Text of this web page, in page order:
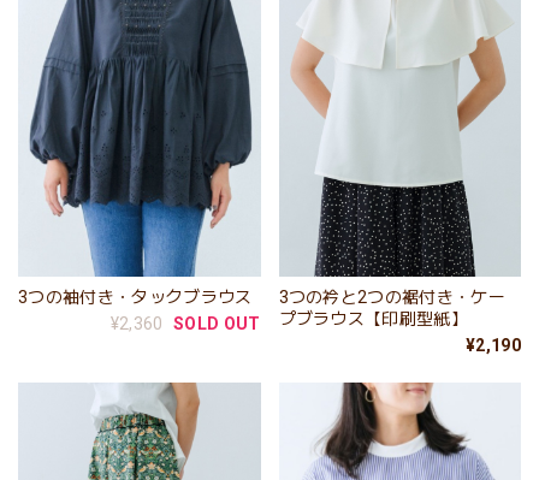
3つの袖付き・タックブラウス
¥2,360
SOLD OUT
3つの衿と2つの裾付き・ケー
プブラウス【印刷型紙】
¥2,190